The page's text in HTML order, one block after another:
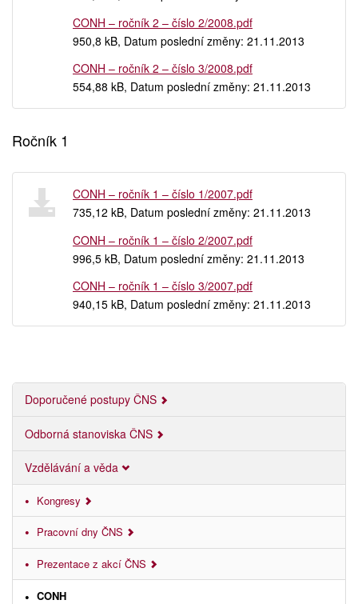
CONH – ročník 2 – číslo 2/2008.pdf
950,8 kB, Datum poslední změny: 21.11.2013
CONH – ročník 2 – číslo 3/2008.pdf
554,88 kB, Datum poslední změny: 21.11.2013
Ročník 1
CONH – ročník 1 – číslo 1/2007.pdf
735,12 kB, Datum poslední změny: 21.11.2013
CONH – ročník 1 – číslo 2/2007.pdf
996,5 kB, Datum poslední změny: 21.11.2013
CONH – ročník 1 – číslo 3/2007.pdf
940,15 kB, Datum poslední změny: 21.11.2013
Doporučené postupy ČNS
Odborná stanoviska ČNS
Vzdělávání a věda
Kongresy
Pracovní dny ČNS
Prezentace z akcí ČNS
CONH